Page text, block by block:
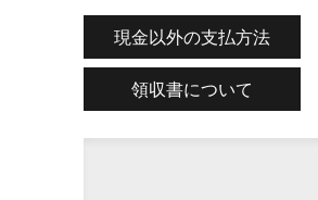
現金以外の支払方法
領収書について